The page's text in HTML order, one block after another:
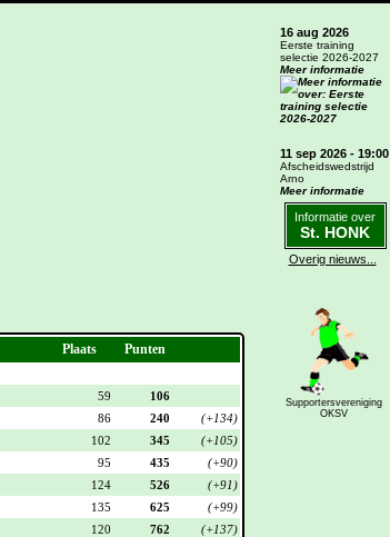
Plaats Punten
59
106
86 240
(+134)
102 345
(+105)
95 435
(+90)
124 526
(+91)
135 625
(+99)
120 762
(+137)
16 aug 2026
Eerste training
selectie 2026-2027
Meer informatie
11 sep 2026 - 19:00
Afscheidswedstrijd
Arno
Meer informatie
Informatie over
St. HONK
Overig nieuws...
Supportersvereniging
OKSV